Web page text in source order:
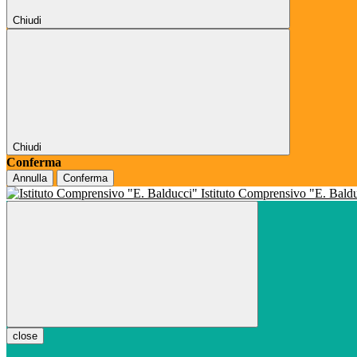
Chiudi
Chiudi
Conferma
Annulla Conferma
Istituto Comprensivo "E.
close